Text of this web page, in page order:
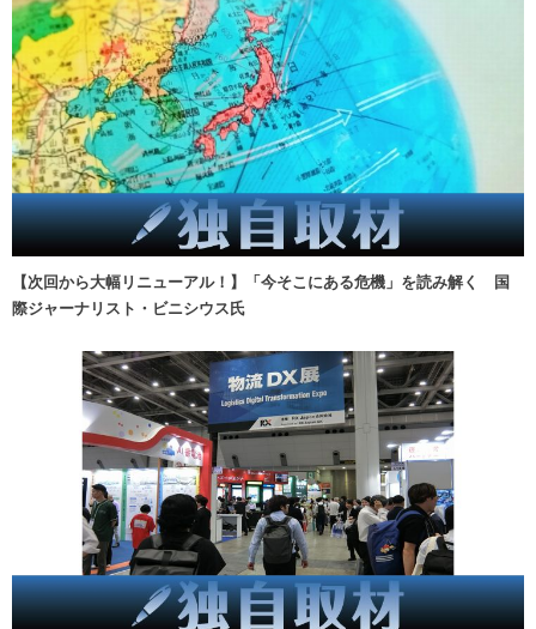
【次回から大幅リニューアル！】「今そこにある危機」を読み解く 国
際ジャーナリスト・ビニシウス氏